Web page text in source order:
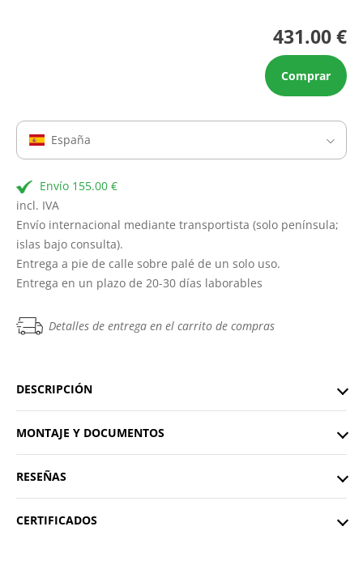
431.00 €
Comprar
España
Envío 155.00 €
incl. IVA
Envío internacional mediante transportista (solo península;
islas bajo consulta).
Entrega a pie de calle sobre palé de un solo uso.
Entrega en un plazo de 20-30 días laborables
Detalles de entrega en el carrito de compras
DESCRIPCIÓN
MONTAJE Y DOCUMENTOS
RESEÑAS
CERTIFICADOS